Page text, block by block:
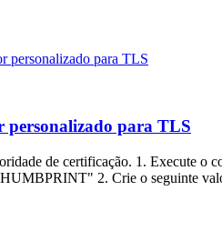
personalizado para TLS
personalizado para TLS
de certificação. 1. Execute
2. Crie o seguinte